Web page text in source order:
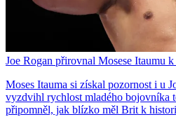
Joe Rogan přirovnal Mosese Itaumu
Moses Itauma si získal pozornost i u
vyzdvihl rychlost mladého bojovníka
připomněl, jak blízko měl Brit k